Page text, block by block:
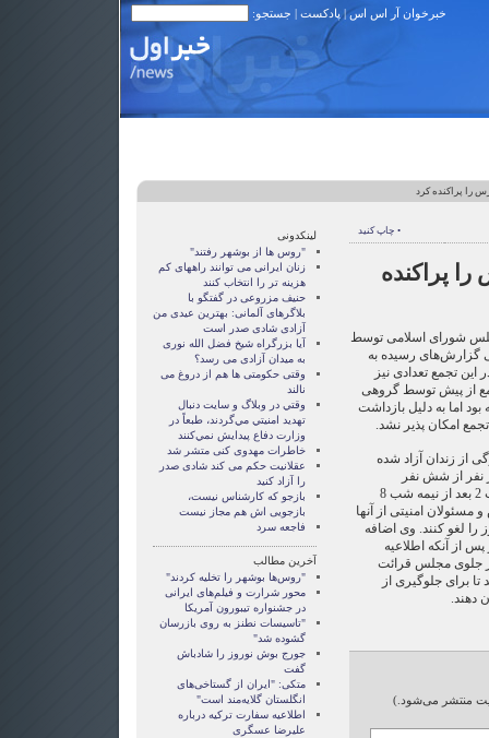
خبرخوان آر اس اس| پادکست | جستجو:
• چاپ کنید
۸ مارس را پراکنده
شورای اسلامی توسط
گزارش‌های رسیده به
این تجمع تعدادی نیز
از پیش توسط گروهی
اما به دلیل بازداشت
امکان پذیر نشد.
از زندان آزاد شده
نفر از شش نفر
سازمان‌دهنده این تجمع در ساعت 2 بعد از نیمه شب 8
مسئولان امنیتی از آنها
را لغو کنند. وی اضافه
از آنکه اطلاعیه
و در جلوی مجلس قرائت
برای جلوگیری از
دهند.
منتشر می‌شود.)
لینکدونی
"روس ها از بوشهر رفتند"
زنان ايرانی می توانند راههای کم
هزينه تر را انتخاب کنند
حنیف مزروعی در گفتگو با
بلاگرهای آلمانی: بهترین عیدی من
آزادی شادی صدر است
آيا بزرگراه شيخ فضل الله نوری
به ميدان آزادی می رسد؟
وقتی حکومتی ها هم از دروغ می
نالند
وقتي در وبلاگ و سايت دنبال
تهديد امنيتي مي‌گردند، طبعاً در
وزارت دفاع پيدايش نمي‌كنند
خاطرات مهدوی كنی متشر شد
عقلانيت حکم می کند شادی صدر
را آزاد کنيد
بازجو که کارشناس نیست،
بازجویی اش هم مجاز نیست
فاجعه سرد
آخرین مطالب
"روس‌ها بوشهر را تخلیه کردند"
محور شرارت و فیلم‌های ایرانی
در جشنواره تیبورون آمریکا
"تاسیسات نطنز به روی بازرسان
گشوده شد"
جورج بوش نوروز را شادباش
گفت
متکی: "ایران از گستاخی‌های
انگلستان گلایه‌مند است"
اطلاعیه سفارت ترکیه درباره
علیرضا عسگری